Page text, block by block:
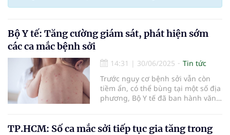
Bộ Y tế: Tăng cường giám sát, phát hiện sớm
các ca mắc bệnh sởi
14:31 | 30/06/2025
Tin tức
Trước nguy cơ bệnh sởi vẫn còn
tiềm ẩn, có thể bùng tại một số địa
phương, Bộ Y tế đã ban hành văn
TP.HCM: Số ca mắc sởi tiếp tục gia tăng trong